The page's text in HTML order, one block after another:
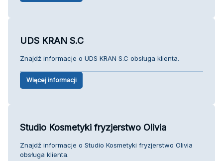
UDS KRAN S.C
Znajdź informacje o UDS KRAN S.C obsługa klienta.
Więcej informacji
Studio Kosmetyki fryzjerstwo Olivia
Znajdź informacje o Studio Kosmetyki fryzjerstwo Olivia
obsługa klienta.